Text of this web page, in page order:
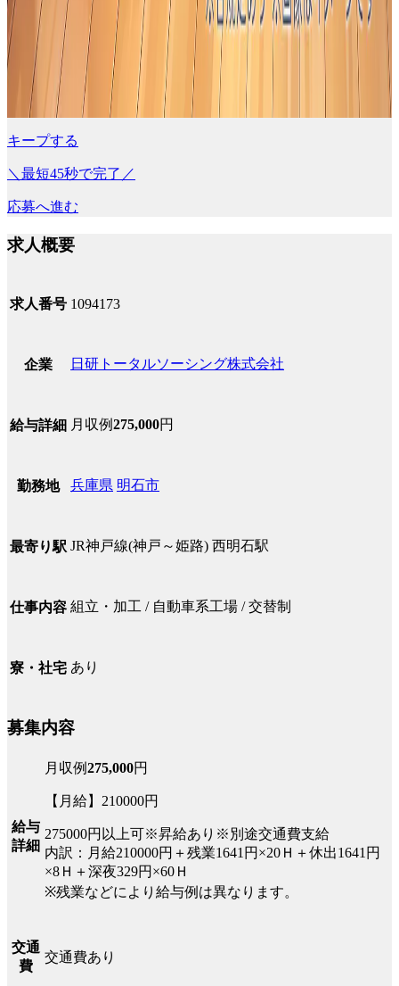
キープする
＼最短45秒で完了／
応募へ進む
求人概要
求人番号 1094173
企業 日研トータルソーシング株式会社
給与詳細 月収例275,000円
勤務地 兵庫県 明石市
最寄り駅 JR神戸線(神戸～姫路) 西明石駅
仕事内容 組立・加工 / 自動車系工場 / 交替制
寮・社宅 あり
募集内容
給与
詳細
月収例275,000円
【月給】210000円
275000円以上可※昇給あり※別途交通費支給
内訳：月給210000円＋残業1641円×20Ｈ＋休出1641円
×8Ｈ＋深夜329円×60Ｈ
※残業などにより給与例は異なります。
交通
費
交通費あり